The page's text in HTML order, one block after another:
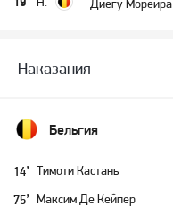
Диегу Морейра
Наказания
Бельгия
14’ Тимоти Кастань
75’ Максим Де Кейпер